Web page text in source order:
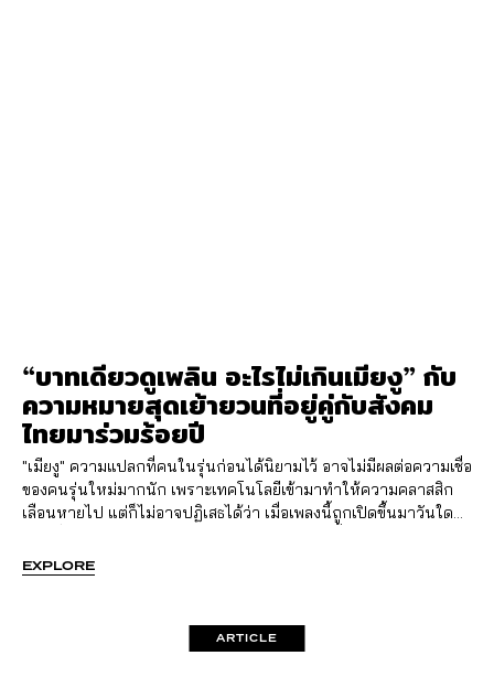
“บาทเดียวดูเพลิน อะไรไม่เกินเมียงู” กับ
ความหมายสุดเย้ายวนที่อยู่คู่กับสังคม
ไทยมาร่วมร้อยปี
"เมียงู" ความแปลกที่คนในรุ่นก่อนได้นิยามไว้ อาจไม่มีผลต่อความเชื่อ
ของคนรุ่นใหม่มากนัก เพราะเทคโนโลยีเข้ามาทำให้ความคลาสสิก
เลือนหายไป แต่ก็ไม่อาจปฏิเสธได้ว่า เมื่อเพลงนี้ถูกเปิดขึ้นมาวันใด
EXPLORE
ARTICLE